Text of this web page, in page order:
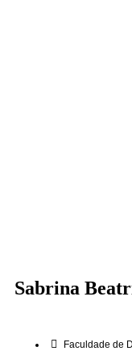
Sabrina
Faculdade de